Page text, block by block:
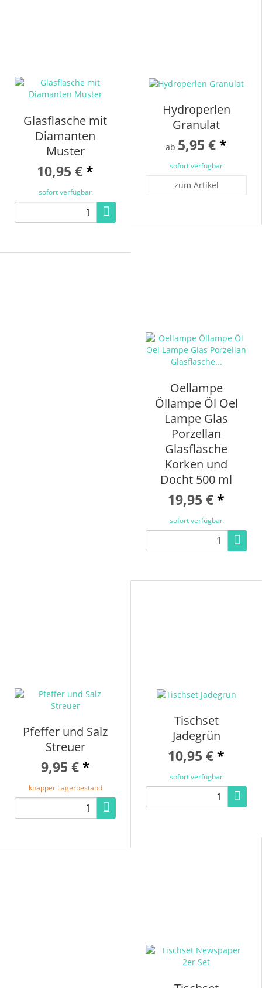
Glasflasche mit
Diamanten
Muster
10,95 €*
sofort verfügbar
Hydroperlen
Granulat
ab 5,95 €*
sofort verfügbar
zum Artikel
Oellampe
Öllampe Öl Oel
Lampe Glas
Porzellan
Glasflasche
Korken und
Docht 500 ml
19,95 €*
sofort verfügbar
Pfeffer und Salz
Streuer
9,95 € *
knapper Lagerbestand
Tischset
Jadegrün
10,95 €*
sofort verfügbar